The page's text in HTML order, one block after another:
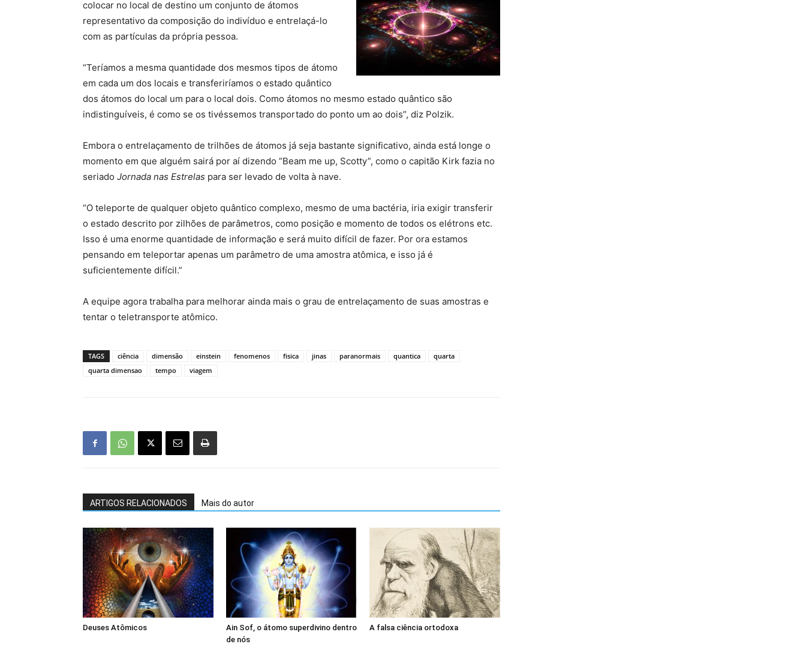
colocar no local de destino um conjunto de átomos
representativo da composição do indivíduo e entrelaçá-lo
com as partículas da própria pessoa.
“Teríamos a mesma quantidade dos mesmos tipos de átomo
em cada um dos locais e transferiríamos o estado quântico
dos átomos do local um para o local dois. Como átomos no mesmo estado quântico são
indistinguíveis, é como se os tivéssemos transportado do ponto um ao dois”, diz Polzik.
Embora o entrelaçamento de trilhões de átomos já seja bastante significativo, ainda está longe o
momento em que alguém sairá por aí dizendo “Beam me up, Scotty”, como o capitão Kirk fazia no
seriado Jornada nas Estrelas para ser levado de volta à nave.
“O teleporte de qualquer objeto quântico complexo, mesmo de uma bactéria, iria exigir transferir
o estado descrito por zilhões de parâmetros, como posição e momento de todos os elétrons etc.
Isso é uma enorme quantidade de informação e será muito difícil de fazer. Por ora estamos
pensando em teleportar apenas um parâmetro de uma amostra atômica, e isso já é
suficientemente difícil.”
A equipe agora trabalha para melhorar ainda mais o grau de entrelaçamento de suas amostras e
tentar o teletransporte atômico.
TAGS ciência dimensão einstein fenomenos fisica jinas paranormais quantica
quarta
quarta dimensao
tempo viagem
ARTIGOS RELACIONADOS Mais do autor
Deuses Atômicos
Ain Sof, o átomo superdivino dentro
de nós
A falsa ciência ortodoxa